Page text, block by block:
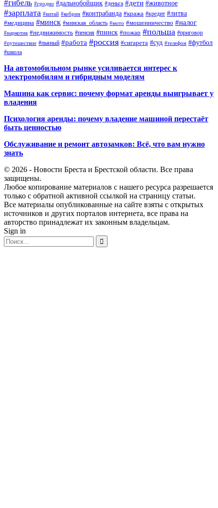
#гибель #гродно #дальнобойщик #деньга #дети #животное
#зарплата #китай #кобрин #контрабанда #кража #кредит #литва
#медицина #минск #минская_область #мото #мошенничество #налог
#наркотик #недвижимость #пенсия #пинск #пожар #польша #приговор
#путешествие #пьяный #работа #россия #сигарета #суд #телефон #футбол
#школа
На автомобильном рынке усиливается интерес к
электромобилям и гибридным моделям
Машина как сервис: почему формат аренды выигрывает у
владения
Психология аренды: почему владение машиной перестаёт
быть ценностью
Обслуживание и ремонт автозамков: Всё, что вам нужно
знать
© 2026 - Новости Бреста и Брестской области. Все права
защищены.
Любое копирование материалов с нашего ресурса разрешается
только с обратной активной ссылкой на страницу статьи.
Все материалы опубликованные на сайте взяты с открытых
источников и других порталов интернета, все права на
авторство принадлежат их законным владельцам.
Sign in